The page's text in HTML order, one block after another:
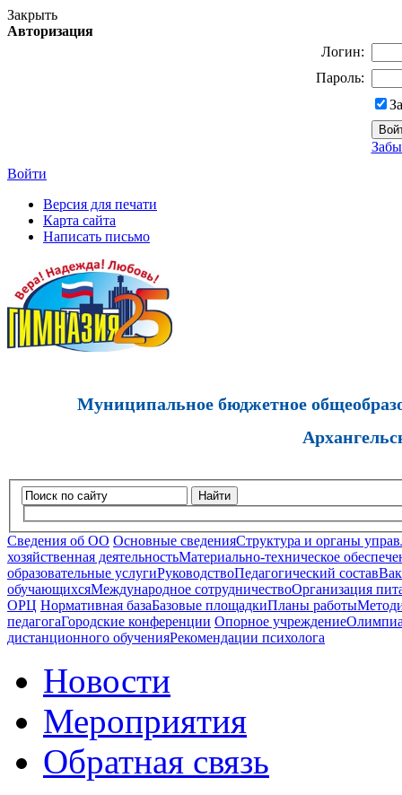
Закрыть
Авторизация
Логин:
Пароль:
Войти
Версия для печати
Карта сайта
Написать письмо
Муниципальное бюджетное
Найти
Сведения об ОО Основные сведенияСтруктура и органы
хозяйственная деятельностьМатериально-техническое
образовательные услугиРуководствоПедагогический состав
обучающихсяМеждународное сотрудничествоОрганизация
ОРЦ Нормативная базаБазовые площадкиПланы работы
педагогаГородские конференции Опорное учреждение
дистанционного обученияРекомендации психолога
Новости
Мероприятия
Обратная связь